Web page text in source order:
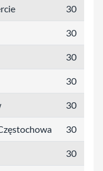
30
30
30
30
30
30
30